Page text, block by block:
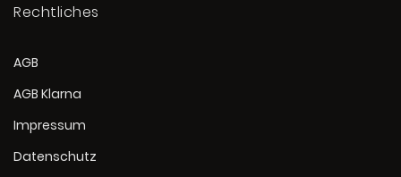
Rechtliches
AGB
AGB Klarna
Impressum
Datenschutz